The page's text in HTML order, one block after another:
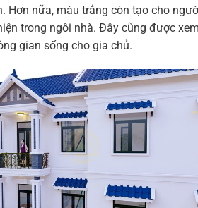
Hơn nữa, màu trắng còn tạo cho
trong ngôi nhà. Đây cũng được
gian sống cho gia chủ.